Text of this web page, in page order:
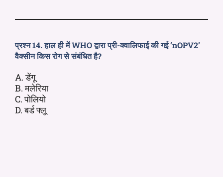
प्रश्न 14. हाल ही में WHO द्वारा प्री-क्वालिफाई की गई ‘nOPV2’
वैक्सीन किस रोग से संबंधित है?
A. डेंगू
B. मलेरिया
C. पोलियो
D. बर्ड फ्लू